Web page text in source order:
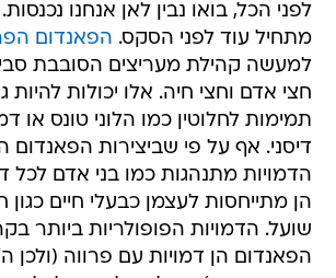
לפני הכל, בואו נבין לאן אנחנו נכנסות.
מתחיל עוד לפני הסקס. הפאנדום
למעשה קהילת מעריצים הסובבת
חצי אדם וחצי חיה. אלו יכולות להיות
תמימות לחלוטין כמו הלוני טונס או
דיסני. אף על פי שביצירות הפאנדום
הדמויות מתנהגות כמו בני אדם לכל
הן מתייחסות לעצמן כבעלי חיים כגון
שועל. הדמויות הפופולריות ביותר
הפאנדום הן דמויות עם פרווה (ולכן